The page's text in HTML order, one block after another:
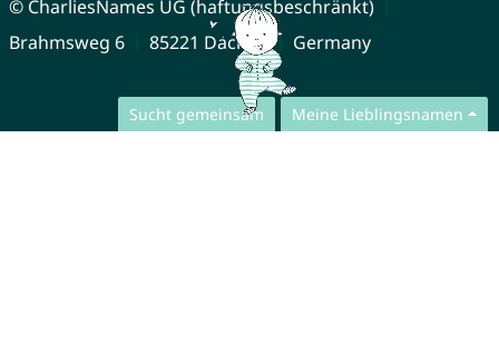
Sucht gemeinsam Meine Lieblingsnamen
© CharliesNames UG (haftungsbeschränkt)
Brahmsweg 6
85221 Dachau Germany